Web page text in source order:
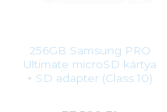
256GB Samsung PRO
Ultimate microSD kártya
+ SD adapter (Class 10)